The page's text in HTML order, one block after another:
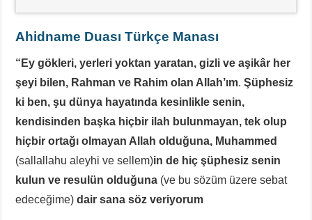
Ahidname Duası Türkçe Manası
“Ey gökleri, yerleri yoktan yaratan, gizli ve aşikâr her
şeyi bilen, Rahman ve Rahim olan Allah’ım. Şüphesiz
ki ben, şu dünya hayatında kesinlikle senin,
kendisinden başka hiçbir ilah bulunmayan, tek olup
hiçbir ortağı olmayan Allah olduğuna, Muhammed
(sallallahu aleyhi ve sellem)in de hiç şüphesiz senin
kulun ve resulün olduğuna (ve bu sözüm üzere sebat
edeceğime) dair sana söz veriyorum